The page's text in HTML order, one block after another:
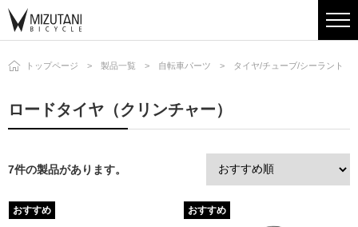
トップページ 製品一覧 自転車パーツ タイヤ/チューブ/シーラント
ロードタイヤ（クリンチャー）
7件の製品があります。
おすすめ おすすめ